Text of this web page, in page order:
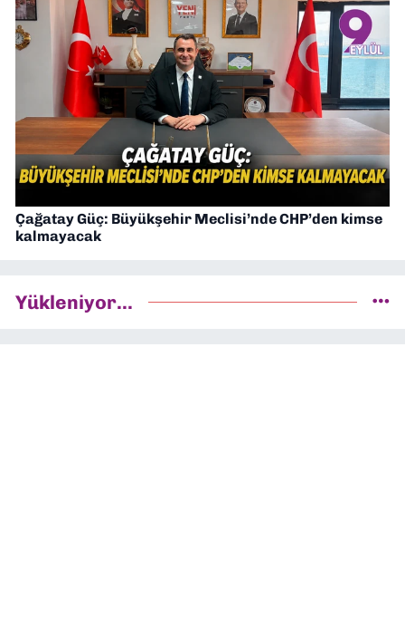
Çağatay Güç: Büyükşehir Meclisi’nde CHP’den kimse
kalmayacak
Yükleniyor...